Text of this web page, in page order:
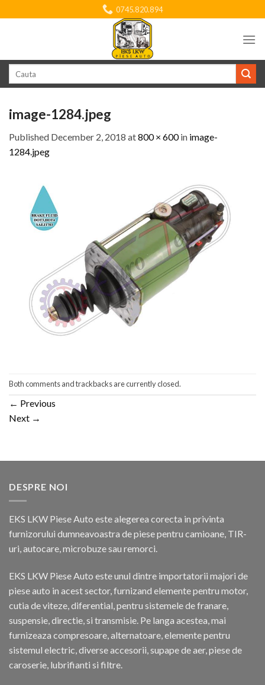
to
0745.820.894
image-1284.jpeg
Published December 2, 2018 at800 × 600in image-
1284.jpeg
Both comments and trackbacks are currently closed.
← Previous
Next →
DESPRE NOI
EKS LKW Piese Auto este alegerea corecta in privinta
furnizorului dumneavoastra de piese pentru camioane, TIR-
uri, autocare, microbuze sau remorci.
EKS LKW Piese Auto este unul dintre importatorii majori de
piese auto in acest sector, furnizand elemente pentru motor,
cutia de viteze, diferential, pentru sistemele de franare,
suspensie, directie, si transmisie. Pe langa acestea, mai
furnizeaza compresoare, alternatoare, elemente pentru
sistemul electric, diverse accesorii, supape de aer, piese de
caroserie, lubrifianti si filtre.